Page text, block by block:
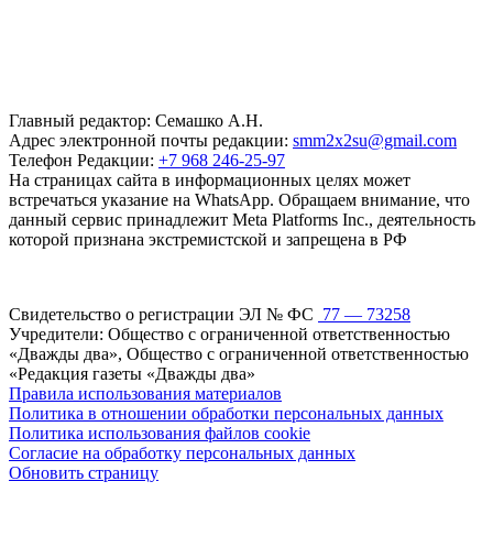
Главный редактор: Семашко А.Н.
Адрес электронной почты редакции: smm2x2su@gmail.com
Телефон Редакции: +7 968 246-25-97
На страницах сайта в информационных целях может
встречаться указание на WhatsApp. Обращаем внимание, что
данный сервис принадлежит Meta Platforms Inc., деятельность
которой признана экстремистской и запрещена в РФ
Свидетельство о регистрации ЭЛ № ФС 77 — 73258
Учредители: Общество с ограниченной ответственностью
«Дважды два», Общество с ограниченной ответственностью
«Редакция газеты «Дважды два»
Правила использования материалов
Политика в отношении обработки персональных данных
Политика использования файлов cookie
Согласие на обработку персональных данных
Обновить страницу